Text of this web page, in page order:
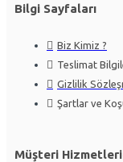
Bilgi Sayfaları
Biz Kimiz ?
Teslimat
Gizlilik
Şartlar ve
Müşteri